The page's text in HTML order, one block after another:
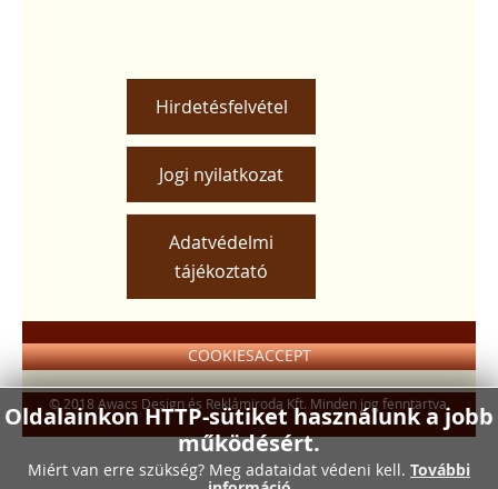
Hirdetésfelvétel
Jogi nyilatkozat
Adatvédelmi
tájékoztató
COOKIESACCEPT
Oldalainkon HTTP-sütiket használunk a jobb
működésért.
Miért van erre szükség? Meg adataidat védeni kell. További
© 2018 Awacs Design és Reklámiroda Kft. Minden jog fenntartva.